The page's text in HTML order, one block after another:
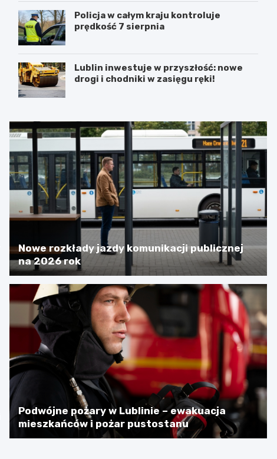
Policja w całym kraju kontroluje
prędkość 7 sierpnia
Lublin inwestuje w przyszłość: nowe
drogi i chodniki w zasięgu ręki!
Nowe rozkłady jazdy komunikacji publicznej
na 2026 rok
Podwójne pożary w Lublinie – ewakuacja
mieszkańców i pożar pustostanu